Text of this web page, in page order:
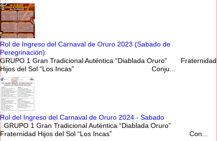
Rol de Ingreso del Carnaval de Oruro 2023 (Sabado de
Peregrinación)
GRUPO 1 Gran Tradicional Auténtica “Diablada Oruro” Fraternidad
Hijos del Sol “Los Incas” Conju...
Rol del Ingreso del Carnaval de Oruro 2024 - Sabado
GRUPO 1 Gran Tradicional Auténtica “Diablada Oruro”
Fraternidad Hijos del Sol “Los Incas” Con...